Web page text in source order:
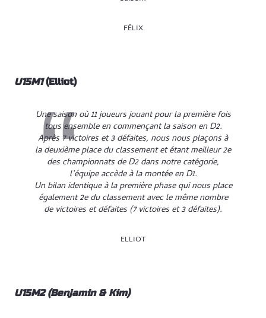
FÉLIX
U15M1(Elliot)
Une saison où 11 joueurs jouant pour la première fois
tous ensemble en commençant la saison en D2.
Après 7 victoires et 3 défaites, nous nous plaçons à
la deuxième place du classement et étant meilleur 2e
des championnats de D2 dans notre catégorie,
l’équipe accède à la montée en D1.
Un bilan identique à la première phase qui nous place
également 2e du classement avec le même nombre
de victoires et défaites (7 victoires et 3 défaites).
ELLIOT
U15M2 (Benjamin & Kim)